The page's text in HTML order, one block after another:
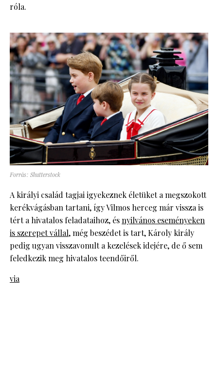
róla.
Forrás: Shutterstock
A királyi család tagjai igyekeznek életüket a megszokott
kerékvágásban tartani, így Vilmos herceg már vissza is
tért a hivatalos feladataihoz, ésnyilvános eseményeken
is szerepet vállal, még beszédet is tart, Károly király
pedig ugyan visszavonult a kezelések idejére, de ő sem
feledkezik meg hivatalos teendőiről.
via